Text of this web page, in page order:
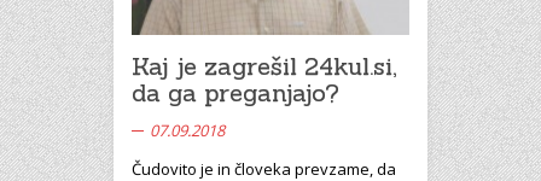
Kaj je zagrešil 24kul.si,
da ga preganjajo?
07.09.2018
Čudovito je in človeka prevzame, da